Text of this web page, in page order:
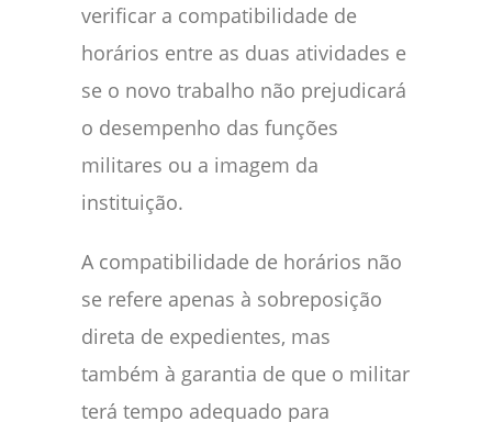
verificar a compatibilidade de
horários entre as duas atividades e
se o novo trabalho não prejudicará
o desempenho das funções
militares ou a imagem da
instituição.
A compatibilidade de horários não
se refere apenas à sobreposição
direta de expedientes, mas
também à garantia de que o militar
terá tempo adequado para